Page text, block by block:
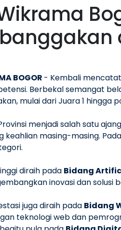
BOGOR - Kembali
Berbekal semangat
mulai dari Juara 1 hingga
menjadi salah satu
keahlian masing-masing.
diraih pada Bidang
inovasi dan solusi
juga diraih pada Bidang
teknologi web dan